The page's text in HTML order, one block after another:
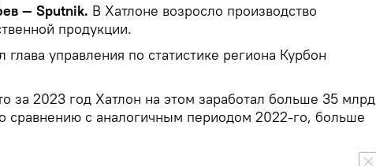
— Sputnik. В Хатлоне возросло производство
продукции.
глава управления по статистике региона Курбон
за 2023 год Хатлон на этом заработал больше 35 млрд
сравнению с аналогичным периодом 2022-го, больше